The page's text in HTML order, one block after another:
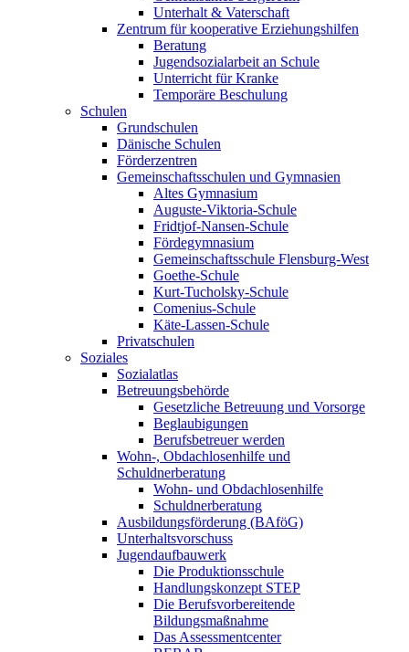
Unterhalt & Vaterschaft
Zentrum für kooperative Erziehungshilfen
Beratung
Jugendsozialarbeit an Schule
Unterricht für Kranke
Temporäre Beschulung
Schulen
Grundschulen
Dänische Schulen
Förderzentren
Gemeinschaftsschulen und Gymnasien
Altes Gymnasium
Auguste-Viktoria-Schule
Fridtjof-Nansen-Schule
Fördegymnasium
Gemeinschaftsschule Flensburg-West
Goethe-Schule
Kurt-Tucholsky-Schule
Comenius-Schule
Käte-Lassen-Schule
Privatschulen
Soziales
Sozialatlas
Betreuungsbehörde
Gesetzliche Betreuung und Vorsorge
Beglaubigungen
Berufsbetreuer werden
Wohn-, Obdachlosenhilfe und
Schuldnerberatung
Wohn- und Obdachlosenhilfe
Schuldnerberatung
Ausbildungsförderung (BAföG)
Unterhaltsvorschuss
Jugendaufbauwerk
Die Produktionsschule
Handlungskonzept STEP
Die Berufsvorbereitende
Bildungsmaßnahme
Das Assessmentcenter